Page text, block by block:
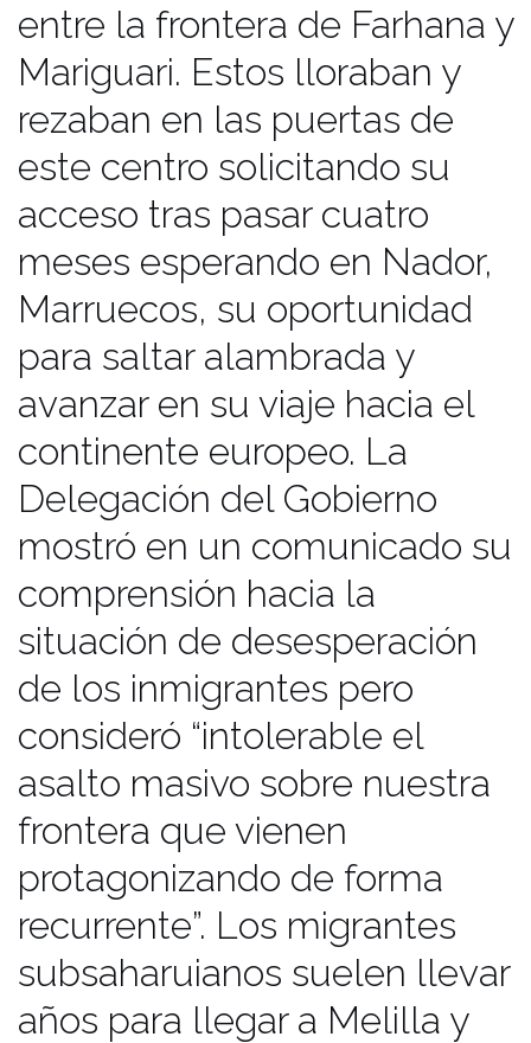
entre la frontera de Farhana y
Mariguari. Estos lloraban y
rezaban en las puertas de
este centro solicitando su
acceso tras pasar cuatro
meses esperando en Nador,
Marruecos, su oportunidad
para saltar alambrada y
avanzar en su viaje hacia el
continente europeo. La
Delegación del Gobierno
mostró en un comunicado su
comprensión hacia la
situación de desesperación
de los inmigrantes pero
consideró “intolerable el
asalto masivo sobre nuestra
frontera que vienen
protagonizando de forma
recurrente”. Los migrantes
subsaharuianos suelen llevar
años para llegar a Melilla y